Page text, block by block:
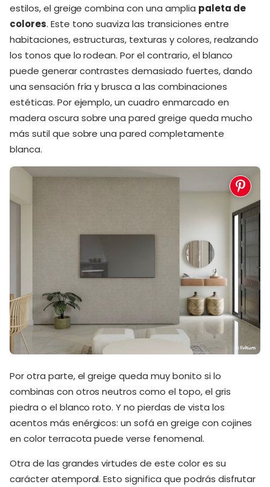
estilos, el greige combina con una amplia paleta de
colores. Este tono suaviza las transiciones entre
habitaciones, estructuras, texturas y colores, realzando
los tonos que lo rodean. Por el contrario, el blanco
puede generar contrastes demasiado fuertes, dando
una sensación fría y brusca a las combinaciones
estéticas. Por ejemplo, un cuadro enmarcado en
madera oscura sobre una pared greige queda mucho
más sutil que sobre una pared completamente
blanca.
Por otra parte, el greige queda muy bonito si lo
combinas con otros neutros como el topo, el gris
piedra o el blanco roto. Y no pierdas de vista los
acentos más enérgicos: un sofá en greige con cojines
en color terracota puede verse fenomenal.
Otra de las grandes virtudes de este color es su
carácter atemporal. Esto significa que podrás disfrutar